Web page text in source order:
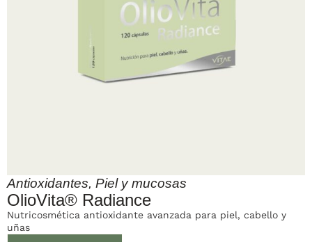
Antioxidantes, Piel y mucosas
OlioVita® Radiance
Nutricosmética antioxidante avanzada para piel, cabello y
uñas